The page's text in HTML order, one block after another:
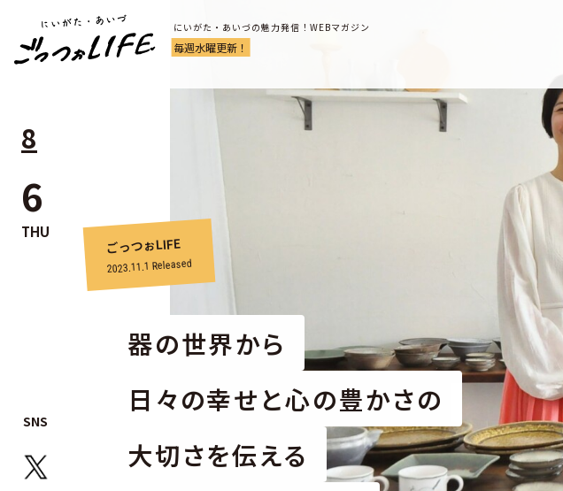
にいがた・あいづの魅力発信！WEBマガジン
毎週水曜更新！
8
6
THU
SNS
ごっつぉLIFE
2023.11.1Released
器の世界から
日々の幸せと心の豊かさの
大切さを伝える